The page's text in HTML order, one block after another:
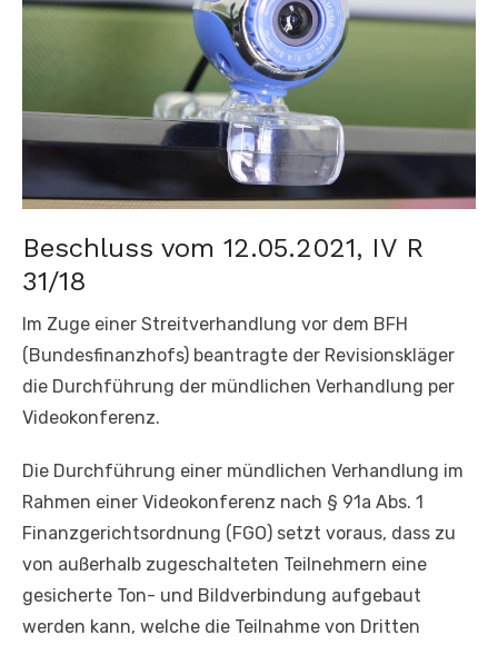
Beschluss vom 12.05.2021, IV R
31/18
Im Zuge einer Streitverhandlung vor dem BFH
(Bundesfinanzhofs) beantragte der Revisionskläger
die Durchführung der mündlichen Verhandlung per
Videokonferenz.
Die Durchführung einer mündlichen Verhandlung im
Rahmen einer Videokonferenz nach § 91a Abs. 1
Finanzgerichtsordnung (FGO) setzt voraus, dass zu
von außerhalb zugeschalteten Teilnehmern eine
gesicherte Ton- und Bildverbindung aufgebaut
werden kann, welche die Teilnahme von Dritten